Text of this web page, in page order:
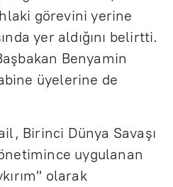
görevini yerine
yer aldığını belirtti.
Benyamin
üyelerine de
Birinci Dünya Savaşı
uygulanan
olarak